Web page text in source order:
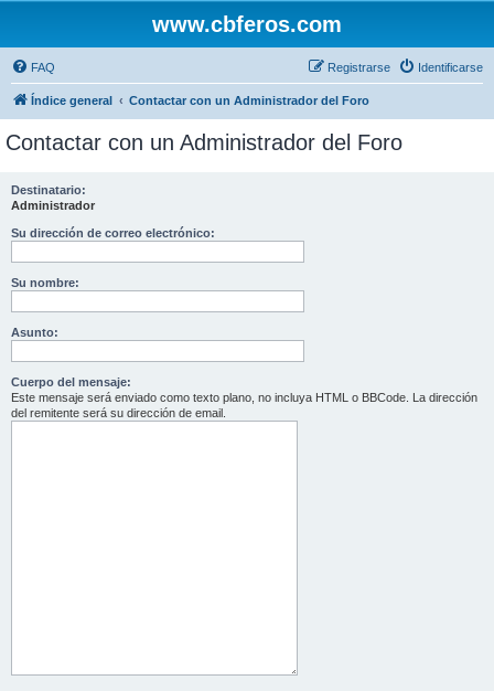
www.cbferos.com
FAQ Identificarse
Registrarse
Índice general Contactar con un Administrador del Foro
Contactar con un Administrador del Foro
Destinatario:
Administrador
Su dirección de correo electrónico:
Su nombre:
Asunto:
Cuerpo del mensaje:
Este mensaje será enviado como texto plano, no incluya HTML o BBCode. La dirección
del remitente será su dirección de email.